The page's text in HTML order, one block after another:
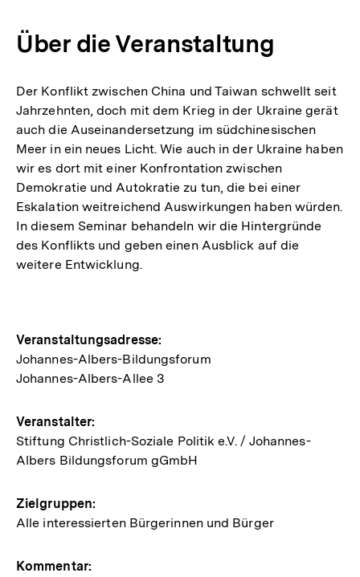
Über die Veranstaltung
Der Konflikt zwischen China und Taiwan schwellt seit
Jahrzehnten, doch mit dem Krieg in der Ukraine gerät
auch die Auseinandersetzung im südchinesischen
Meer in ein neues Licht. Wie auch in der Ukraine haben
wir es dort mit einer Konfrontation zwischen
Demokratie und Autokratie zu tun, die bei einer
Eskalation weitreichend Auswirkungen haben würden.
In diesem Seminar behandeln wir die Hintergründe
des Konflikts und geben einen Ausblick auf die
weitere Entwicklung.
Hinweise
zur
Veranstaltungsadresse:
Johannes-Albers-Bildungsforum
Johannes-Albers-Allee 3
Veranstalter:
Stiftung Christlich-Soziale Politik e.V. / Johannes-
Albers Bildungsforum gGmbH
Zielgruppen:
Alle interessierten Bürgerinnen und Bürger
Kommentar: